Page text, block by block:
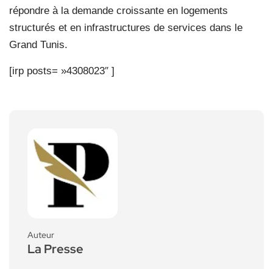
répondre à la demande croissante en logements
structurés et en infrastructures de services dans le
Grand Tunis.
[irp posts= »4308023″ ]
Auteur
La Presse